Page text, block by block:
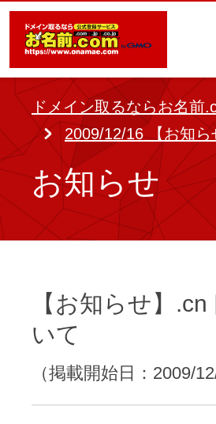
ドメインの期限
ドメイン更新
ドメイン更新と
登録者情報変更/
登録情報変更
中古ドメイン
バックオーダー
.jpドメインバ
コラム
中古ドメイン
使いやすさと高機能
独自ドメイン＋サー
る
SSLも無料でコスト
レンタルサーバ
必要なのはアイデ
も、AIにまかせて
ことが可能です。
ドメインオプショ
ドメイン登録者宛の
Whois情報公開
お持ちのドメインを
DNS管理サー
サポート
サービスに関す
よくある質問
ヘルプ
お名前.com
ドメイン取るならお名前
2009/12/16 【お知
お知らせ
【お知らせ】
いて
（掲載開始日：2009/